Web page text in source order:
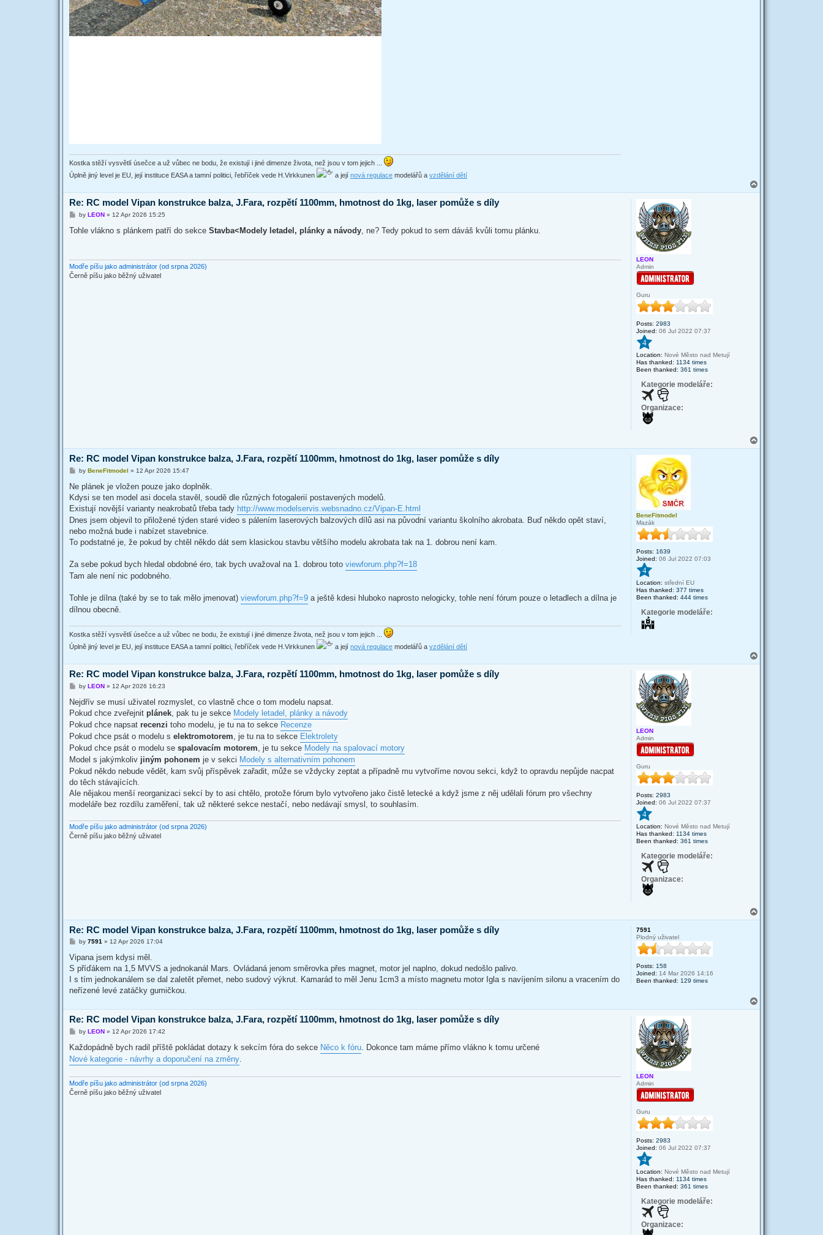
Kostka stěží vysvětlí úsečce a už vůbec ne bodu, že existují i jiné dimenze života, než jsou v tom jejich ...
Úplně jiný level je EU, její instituce EASA a tamní politici, řebříček vede H.Virkkunen
a její nová regulace modelářů a vzdělání dětí
o
LEON
Admin
Guru
Posts: 2983
Joined: 06 Jul 2022 07:37
4
Location: Nové Město nad Metují
Has thanked: 1134 times
Been thanked: 361 times
Kategorie modeláře:
Organizace:
Re: RC model Vipan konstrukce balza, J.Fara, rozpětí 1100mm, hmotnost do 1kg, laser pomůže s díly
P
s
by LEON» 12 Apr 2026 15:25
Tohle vlákno s plánkem patří do sekce Stavba<Modely letadel, plánky a návody , ne? Tedy pokud to sem dáváš kvůli tomu plánku.
Modře píšu jako administrátor (od srpna 2026)
Černě píšu jako běžný uživatel
o
BeneFitmodel
Mazák
Posts: 1639
Joined: 06 Jul 2022 07:03
4
Location: střední EU
Has thanked: 377 times
Been thanked: 444 times
Kategorie modeláře:
Re: RC model Vipan konstrukce balza, J.Fara, rozpětí 1100mm, hmotnost do 1kg, laser pomůže s díly
P
s
by BeneFitmodel » 12 Apr 2026 15:47
Ne plánek je vložen pouze jako doplněk.
Kdysi se ten model asi docela stavěl, soudě dle různých fotogalerií postavených modelů.
Existují novější varianty neakrobatů třeba tady http://www.modelservis.websnadno.cz/Vipan-E.html
Dnes jsem objevil to přiložené týden staré video s pálením laserových balzových dílů asi na původní variantu školního akrobata. Buď někdo opět staví,
nebo možná bude i nabízet stavebnice.
To podstatné je, že pokud by chtěl někdo dát sem klasickou stavbu většího modelu akrobata tak na 1. dobrou není kam.
Za sebe pokud bych hledal obdobné éro, tak bych uvažoval na 1. dobrou toto viewforum.php?f=18
Tam ale není nic podobného.
Tohle je dílna (také by se to tak mělo jmenovat) viewforum.php?f=9 a ještě kdesi hluboko naprosto nelogicky, tohle není fórum pouze o letadlech a dílna je
dílnou obecně.
Kostka stěží vysvětlí úsečce a už vůbec ne bodu, že existují i jiné dimenze života, než jsou v tom jejich ...
Úplně jiný level je EU, její instituce EASA a tamní politici, řebříček vede H.Virkkunen
a její nová regulace modelářů a vzdělání dětí
o
LEON
Admin
Guru
Posts: 2983
Joined: 06 Jul 2022 07:37
4
Location: Nové Město nad Metují
Has thanked: 1134 times
Been thanked: 361 times
Kategorie modeláře:
Organizace:
Re: RC model Vipan konstrukce balza, J.Fara, rozpětí 1100mm, hmotnost do 1kg, laser pomůže s díly
P
s
by LEON» 12 Apr 2026 16:23
Nejdřív se musí uživatel rozmyslet, co vlastně chce o tom modelu napsat.
Pokud chce zveřejnit plánek , pak tu je sekce Modely letadel, plánky a návody
Pokud chce napsat recenzi toho modelu, je tu na to sekce Recenze
Pokud chce psát o modelu s elektromotorem , je tu na to sekce Elektrolety
Pokud chce psát o modelu se spalovacím motorem , je tu sekce Modely na spalovací motory
Model s jakýmkoliv jiným pohonem je v sekci Modely s alternativním pohonem
Pokud někdo nebude vědět, kam svůj příspěvek zařadit, může se vždycky zeptat a případně mu vytvoříme novou sekci, když to opravdu nepůjde nacpat
do těch stávajících.
Ale nějakou menší reorganizaci sekcí by to asi chtělo, protože fórum bylo vytvořeno jako čistě letecké a když jsme z něj udělali fórum pro všechny
modeláře bez rozdílu zaměření, tak už některé sekce nestačí, nebo nedávají smysl, to souhlasím.
Modře píšu jako administrátor (od srpna 2026)
Černě píšu jako běžný uživatel
o
7591
Plodný uživatel
Posts: 158
Joined: 14 Mar 2026 14:16
Been thanked: 129 times
Re: RC model Vipan konstrukce balza, J.Fara, rozpětí 1100mm, hmotnost do 1kg, laser pomůže s díly
P
s
t
by 7591» 12 Apr 2026 17:04
Vipana jsem kdysi měl.
S příďákem na 1,5 MVVS a jednokanál Mars. Ovládaná jenom směrovka přes magnet, motor jel naplno, dokud nedošlo palivo.
I s tím jednokanálem se dal zaletět přemet, nebo sudový výkrut. Kamarád to měl Jenu 1cm3 a místo magnetu motor Igla s navíjením silonu a vracením do
neřízené levé zatáčky gumičkou.
o
LEON
Admin
Guru
Posts: 2983
Joined: 06 Jul 2022 07:37
4
Location: Nové Město nad Metují
Has thanked: 1134 times
Been thanked: 361 times
Kategorie modeláře:
Organizace:
Re: RC model Vipan konstrukce balza, J.Fara, rozpětí 1100mm, hmotnost do 1kg, laser pomůže s díly
P
s
by LEON» 12 Apr 2026 17:42
Každopádně bych radil příště pokládat dotazy k sekcím fóra do sekce Něco k fóru . Dokonce tam máme přímo vlákno k tomu určené
Nové kategorie - návrhy a doporučení na změny
Modře píšu jako administrátor (od srpna 2026)
Černě píšu jako běžný uživatel